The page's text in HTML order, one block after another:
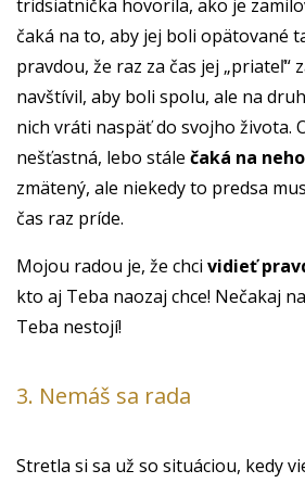
tridsiatnička hovorila, ako je
čaká na to, aby jej boli opätované
pravdou, že raz za čas jej „priateľ“
navštívil, aby boli spolu, ale na
nich vráti naspäť do svojho života.
nešťastná, lebo stále čaká na neho
zmätený, ale niekedy to predsa
čas raz príde.
Mojou radou je, že chci vidieť
kto aj Teba naozaj chce! Nečakaj
Teba nestojí!
3. Nemáš sa rada
Stretla si sa už so situáciou, kedy